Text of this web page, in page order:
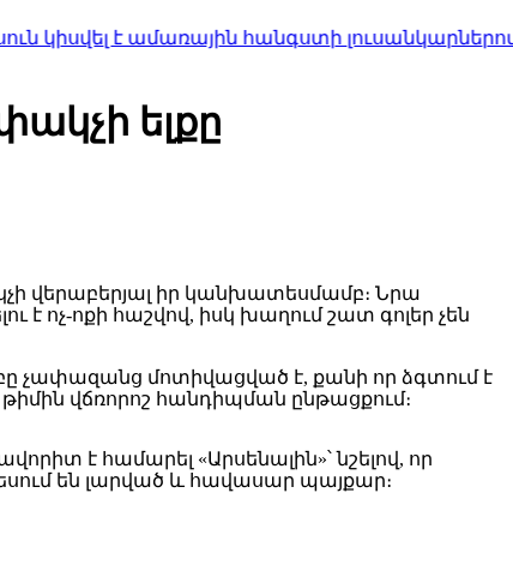
է ամառային հանգստի լուսանկարներով
ելքը
վերաբերյալ իր կանխատեսմամբ։ Նրա
ոչ-ոքի հաշվով, իսկ խաղում շատ գոլեր չեն
չափազանց մոտիվացված է, քանի որ ձգտում է
վճռորոշ հանդիպման ընթացքում։
է համարել «Արսենալին»՝ նշելով, որ
են լարված և հավասար պայքար։